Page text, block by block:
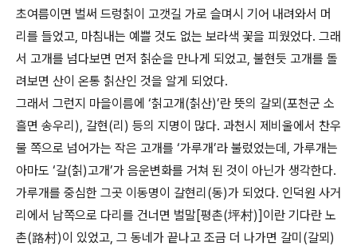
초여름이면 벌써 드렁칡이 고갯길 가로 슬며시 기어 내려와서 머
리를 들었고, 마침내는 예쁠 것도 없는 보라색 꽃을 피웠었다. 그래
서 고개를 넘다보면 먼저 칡순을 만나게 되었고, 불현듯 고개를 돌
려보면 산이 온통 칡산인 것을 알게 되었다.
그래서 그런지 마을이름에 ‘칡고개(칡산)’란 뜻의 갈뫼(포천군 소
흘면 송우리), 갈현(리) 등의 지명이 많다. 과천시 제비울에서 찬우
물 쪽으로 넘어가는 작은 고개를 ‘가루개’라 불렀었는데, 가루개는
아마도 ‘갈(칡)고개’가 음운변화를 거쳐 된 것이 아닌가 생각한다.
가루개를 중심한 그곳 이동명이 갈현리(동)가 되었다. 인덕원 사거
리에서 남쪽으로 다리를 건너면 벌말[평촌(坪村)]이란 기다란 노
촌(路村)이 있었고, 그 동네가 끝나고 조금 더 나가면 갈미(갈뫼)